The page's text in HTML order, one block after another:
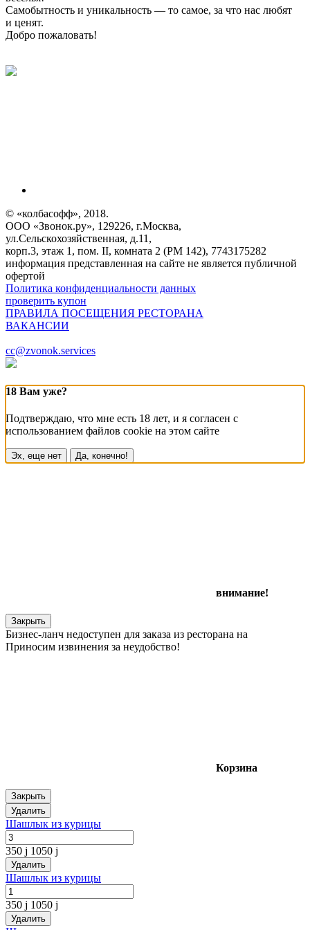
Самобытность и уникальность — то самое, за что нас любят
и ценят.
Добро пожаловать!
© «колбасофф», 2018.
ООО «Звонок.ру», 129226, г.Москва,
ул.Сельскохозяйственная, д.11,
корп.3, этаж 1, пом. II, комната 2 (РМ 142), 7743175282
информация представленная на сайте не является публичной
офертой
Политика конфиденциальности данных
проверить купон
ПРАВИЛА ПОСЕЩЕНИЯ РЕСТОРАНА
ВАКАНСИИ
cc@zvonok.services
18 Вам уже?
Подтверждаю, что мне есть 18 лет, и я согласен с
использованием файлов cookie на этом сайте
Эх, еще нет Да, конечно!
внимание!
Закрыть
Бизнес-ланч недоступен для заказа из ресторана на
Приносим извинения за неудобство!
Корзина
Закрыть
Удалить
Шашлык из курицы
350 j 1050 j
Удалить
Шашлык из курицы
350 j 1050 j
Удалить